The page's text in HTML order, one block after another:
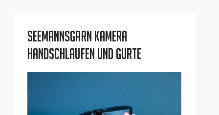
Seemannsgarn Kamera
Handschlaufen und Gurte